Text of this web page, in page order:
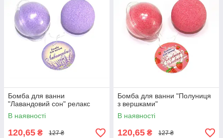
Бомба для ванни
"Лавандовий сон" релакс
В наявності
120,65 ₴ 127 ₴
Бомба для ванни "Полуниця
з вершками"
В наявності
120,65 ₴ 127 ₴